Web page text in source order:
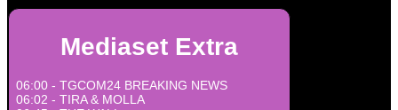
Mediaset Extra
06:00 - TGCOM24 BREAKING NEWS
06:02 - TIRA & MOLLA